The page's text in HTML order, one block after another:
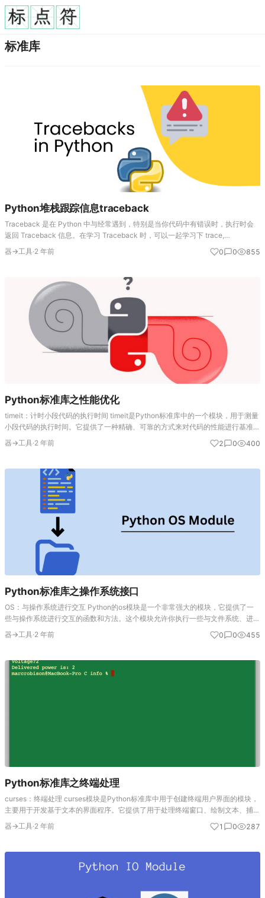
标准库
Python堆栈跟踪信息traceback
Traceback 是在 Python 中与经常遇到，特别是当你代码中有错误时，执行时会
返回 Traceback 信息。在学习 Traceback 时，可以一起学习下 trace,
tracemalloc。 trace, tracemall…
器→工具·2 年前 0 0 855
Python标准库之性能优化
timeit：计时小段代码的执行时间 timeit是Python标准库中的一个模块，用于测量
小段代码的执行时间。它提供了一种精确、可靠的方式来对代码的性能进行基准测
试，避免了诸如系统时间变化和其他外部因素的影响。timeit可以用于比较不同…
器→工具·2 年前 2 0 400
Python标准库之操作系统接口
OS：与操作系统进行交互 Python的os模块是一个非常强大的模块，它提供了一
些与操作系统进行交互的函数和方法。这个模块允许你执行一些与文件系统、进
程、环境变量等相关的操作。以下是对os模块的一些详细介绍： 文件和目录操作
路径操作 pa…
器→工具·2 年前 0 0 455
Python标准库之终端处理
curses：终端处理 curses模块是Python标准库中用于创建终端用户界面的模块，
主要用于开发基于文本的界面程序。它提供了用于处理终端窗口、绘制文本、捕获
用户输入等功能的接口。 主要功能 终端控制：控制终端的屏幕内容，处理光标位
置、…
器→工具·2 年前 1 0 287